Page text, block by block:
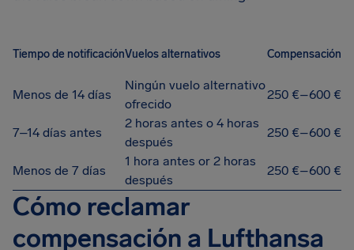
Tiempo de notificaciónVuelos alternativos Compensación
Menos de 14 días
Ningún vuelo alternativo
ofrecido
250 €–600 €
7–14 días antes
2 horas antes o 4 horas
después
250 €–600 €
Menos de 7 días
1 hora antes or 2 horas
después
250 €–600 €
Cómo reclamar
compensación a Lufthansa